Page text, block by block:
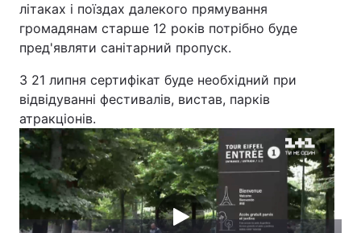
літаках і поїздах далекого прямування
громадянам старше 12 років потрібно буде
пред'являти санітарний пропуск.
З 21 липня сертифікат буде необхідний при
відвідуванні фестивалів, вистав, парків
атракціонів.